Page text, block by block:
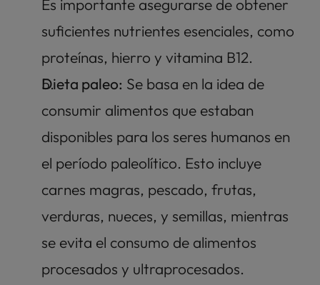
Es importante asegurarse de obtener
suficientes nutrientes esenciales, como
proteínas, hierro y vitamina B12.
Dieta paleo: Se basa en la idea de
consumir alimentos que estaban
disponibles para los seres humanos en
el período paleolítico. Esto incluye
carnes magras, pescado, frutas,
verduras, nueces, y semillas, mientras
se evita el consumo de alimentos
procesados y ultraprocesados.